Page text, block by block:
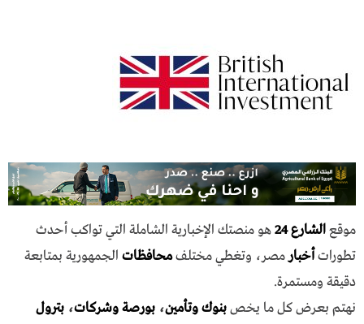
موقعالشارع 24
هو منصتك الإخبارية الشاملة التي تواكب أحدث
تطوراتأخبار مصر، وتغطي مختلفمحافظات الجمهورية بمتابعة
دقيقة ومستمرة.
نهتم بعرض كل ما يخصبنوك وتأمين، بورصة وشركات، بترول